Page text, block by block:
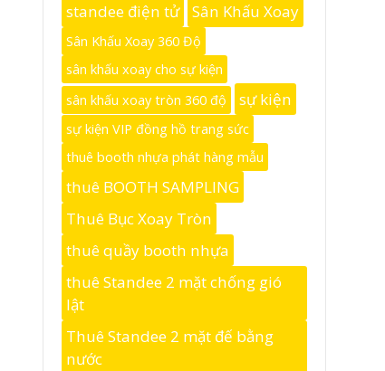
standee điện tử
Sân Khấu Xoay
Sân Khấu Xoay 360 Độ
sân khấu xoay cho sự kiện
sân khấu xoay tròn 360 độ
sự kiện
sự kiện VIP đồng hồ trang sức
thuê booth nhựa phát hàng mẫu
thuê BOOTH SAMPLING
Thuê Bục Xoay Tròn
thuê quầy booth nhựa
thuê Standee 2 mặt chống gió
lật
Thuê Standee 2 mặt đế bằng
nước